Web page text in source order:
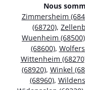
Nous
Zimmersheim
(68720),
Wuenheim (68500)
(68600),
Wittenheim
(68920), Winkel
(68960),